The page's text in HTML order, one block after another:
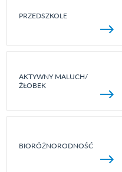
PRZEDSZKOLE
AKTYWNY MALUCH/
ŻŁOBEK
BIORÓŻNORODNOŚĆ